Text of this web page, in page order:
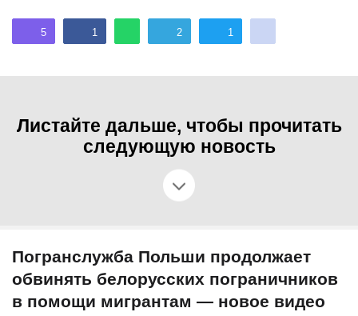
5 1 2 1
Листайте дальше, чтобы прочитать
следующую новость